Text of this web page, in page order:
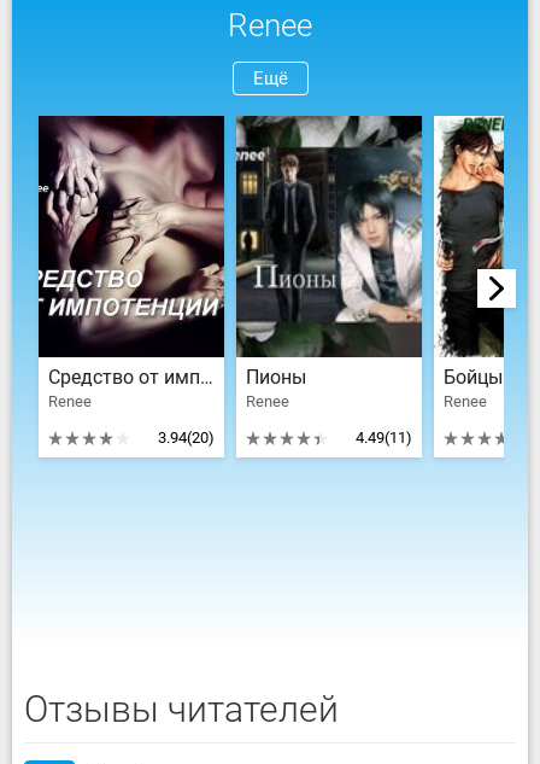
Renee
Ещё
Средство от импотенции
Renee
3.94(20)
Пионы
Renee
4.49(11)
Renee
Отзывы читателей